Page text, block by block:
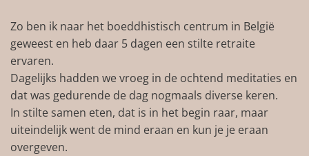
Zo ben ik naar het boeddhistisch centrum in België
geweest en heb daar 5 dagen een stilte retraite
ervaren.
Dagelijks hadden we vroeg in de ochtend meditaties en
dat was gedurende de dag nogmaals diverse keren.
In stilte samen eten, dat is in het begin raar, maar
uiteindelijk went de mind eraan en kun je je eraan
overgeven.